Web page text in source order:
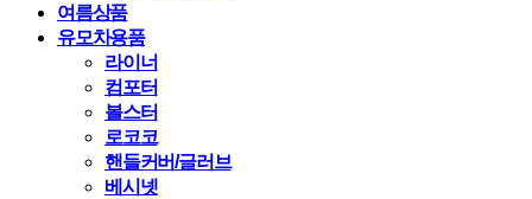
여름상품
유모차용품
라이너
컴포터
볼스터
로코코
핸들커버/글러브
베시넷